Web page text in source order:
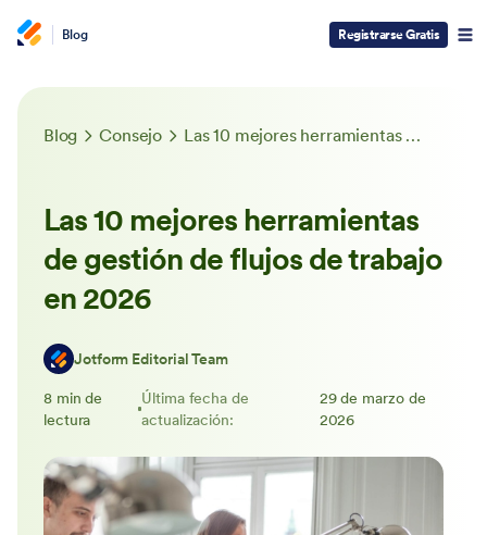
Blog Registrarse Gratis
Blog Consejo Las 10 mejores herramientas de gestión de flujos de trabajo en 2026
Las 10 mejores herramientas
de gestión de flujos de trabajo
en 2026
Jotform Editorial Team
8 min de
lectura
Última fecha de
actualización:
29 de marzo de
2026